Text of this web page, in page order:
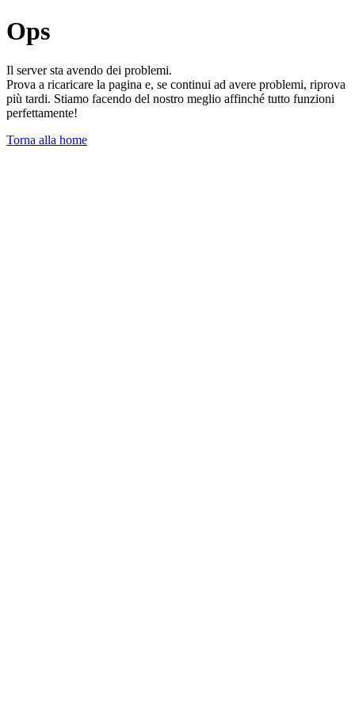
Ops
Il server sta avendo dei problemi.
Prova a ricaricare la pagina e, se continui ad avere problemi, riprova
più tardi. Stiamo facendo del nostro meglio affinché tutto funzioni
perfettamente!
Torna alla home